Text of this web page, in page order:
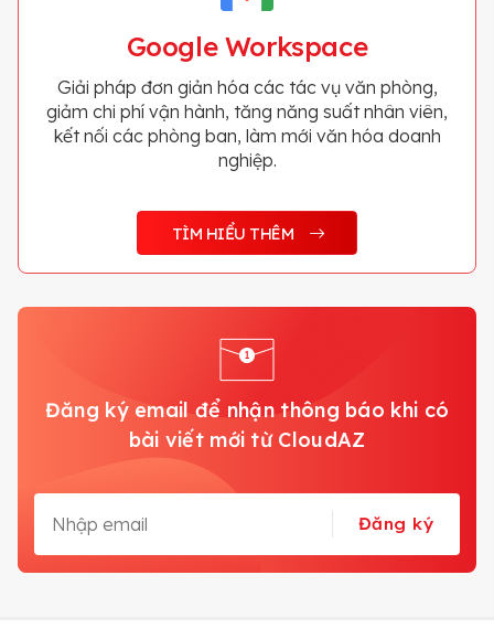
Google Workspace
Giải pháp đơn giản hóa các tác vụ văn phòng,
giảm chi phí vận hành, tăng năng suất nhân viên,
kết nối các phòng ban, làm mới văn hóa doanh
nghiệp.
TÌM HIỂU THÊM
Đăng ký email để nhận thông báo khi có
bài viết mới từ CloudAZ
Đăng ký